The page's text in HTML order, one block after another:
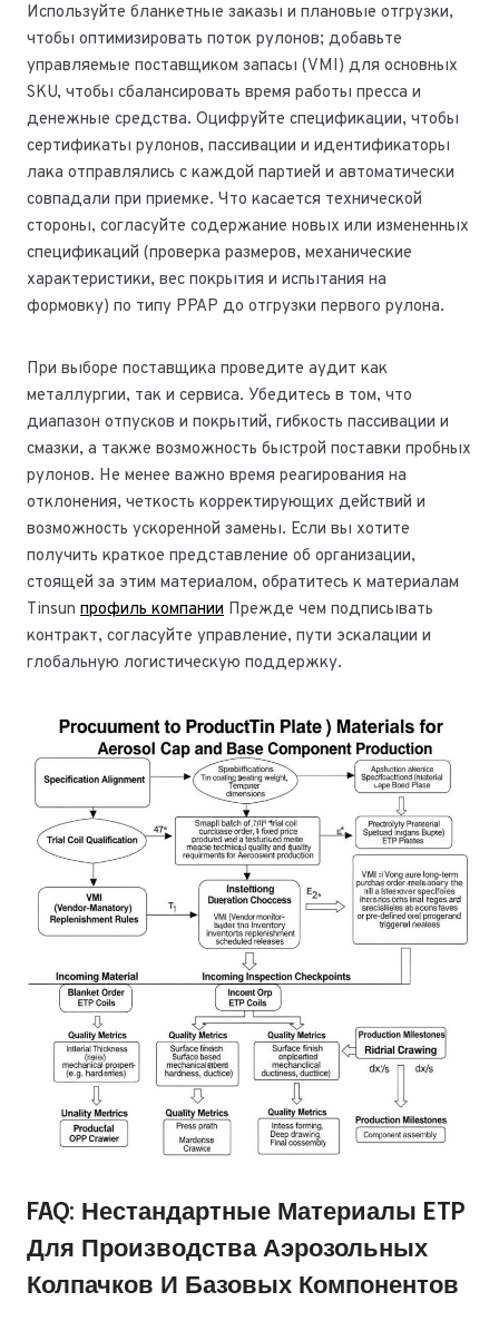
Используйте бланкетные заказы и плановые отгрузки,
чтобы оптимизировать поток рулонов; добавьте
управляемые поставщиком запасы (VMI) для основных
SKU, чтобы сбалансировать время работы пресса и
денежные средства. Оцифруйте спецификации, чтобы
сертификаты рулонов, пассивации и идентификаторы
лака отправлялись с каждой партией и автоматически
совпадали при приемке. Что касается технической
стороны, согласуйте содержание новых или измененных
спецификаций (проверка размеров, механические
характеристики, вес покрытия и испытания на
формовку) по типу PPAP до отгрузки первого рулона.
При выборе поставщика проведите аудит как
металлургии, так и сервиса. Убедитесь в том, что
диапазон отпусков и покрытий, гибкость пассивации и
смазки, а также возможность быстрой поставки пробных
рулонов. Не менее важно время реагирования на
отклонения, четкость корректирующих действий и
возможность ускоренной замены. Если вы хотите
получить краткое представление об организации,
стоящей за этим материалом, обратитесь к материалам
Tinsun профиль компании Прежде чем подписывать
контракт, согласуйте управление, пути эскалации и
глобальную логистическую поддержку.
FAQ: Нестандартные Материалы ETP
Для Производства Аэрозольных
Колпачков И Базовых Компонентов